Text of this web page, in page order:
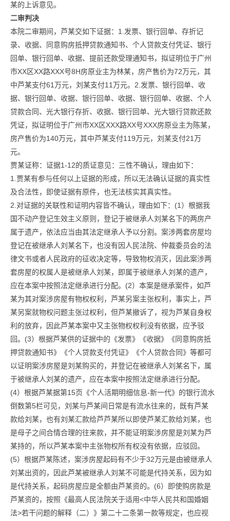
某的上诉意见。
二审判决
本院二审期间，芦某交如下证据：1.发票、银行回单、存折记
录、收据、同意购房抵押贷款通知书、个人贷款支付凭证、银行
回单、银行回单、收据、提前还款受理通知书，拟证明位于广州
市XX区XX路XXX号8H房原业主为林某，房产售价为72万元，其
中芦某支付61万元，刘某支付11万元。2.发票、银行回单、收
据、银行回单、收据、银行回单、收据、银行回单、收据、个人
贷款合同、光大银行存折、收据、银行回单、光大银行贷款还款
凭证，拟证明位于广州市XX区XXX路XX号XXX房原业主为陈某，
房产售价为140万元，其中芦某支付119万元，刘某支付21万
元。
贾某证称：证据1-12的质证意见：三性不确认，理由如下：
1.贾某有参与任何以上证据的形成，所以无法确认证据的真实性
及合法性，即使证据有原件，也无法核实其真实性。
2.对证据的关联性和证明内容皆不确认，理由如下：(1）根据我
国不动产登记生效主义原则，登记于被继承人刘某名下的两房产
属于遗产，依法应当由其法定继承人予以分割。案涉两套房屋均
登记在被继承人刘某名下，也没有因人民法院、仲裁委员会的法
律文书或者人民政府的征收决定等，导致物权消灭，因此案涉两
套房屋的权属人是被继承人刘某，即属于被继承人刘某的遗产，
应在本案中按照法定继承进行分配。(2）本案是继承案件，如芦
某为其对案涉房屋有物权权利，芦某另案主张权利，事实上，芦
某另案就物权问题主张过权利，但芦某撤诉了，视为芦某自身权
利的放弃，因此芦某本案中又主张物权权利没有依据，应予驳
回。(3）根据芦某供的证据中的《发票》《收据》《同意购房抵
押贷款通知书》《个人贷款支付凭证》《个人贷款合同》等都可
以证明案涉房屋是刘某购买的，并登记在被继承人刘某名下，属
于被继承人刘某的遗产，应在本案中按照法定继承进行分配。
(4）根据芦某据第15页《个人活期明细信息-新一代》的银行流水
倒数第5栏可见，刘某与芦某间日常是有流水往来的，既有芦某
款给刘某，也有刘某汇款给芦芦某所以即使芦某汇款给刘某，也
是母子之间合情合理的往来款，并不能证明案涉房屋是刘某为芦
某持的，所以芦某本案中主张物权所有权没有依据，应驳回。
(5）根据芦某陈述，案涉房屋起码有不少于32万元是由被继承人
刘某出资的，因此芦某被继承人刘某不可能是代持关系，因为如
是代持关系，起码房屋应是全额由芦某资的。(6）即使购房款是
芦某资的，按照《最高人民法院关于适用<中华人民共和国婚姻
法>若干问题的解释（二）》第二十二条第一款等规定，也应视